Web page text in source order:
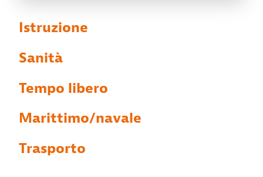
Istruzione
Sanità
Tempo libero
Marittimo/navale
Trasporto